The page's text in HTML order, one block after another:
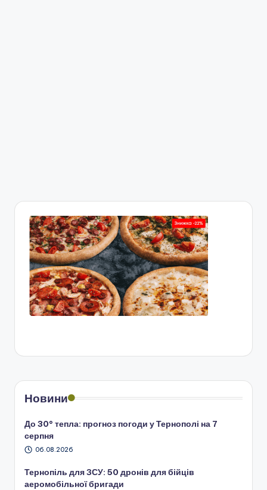
Новини
До 30° тепла: прогноз погоди у Тернополі на 7
серпня
06.08.2026
Тернопіль для ЗСУ: 50 дронів для бійців
аеромобільної бригади